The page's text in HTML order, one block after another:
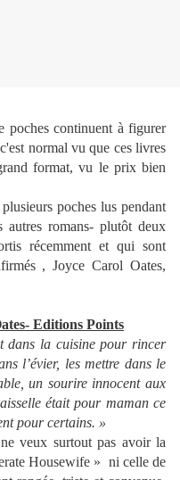
poches continuent à figurer
normal vu que ces livres
format, vu le prix bien
poches lus pendant
autres romans- plutôt deux
récemment et qui sont
, Joyce Carol Oates,
Editions Points
dans la cuisine pour rincer
l’évier, les mettre dans le
un sourire innocent aux
était pour maman ce
pour certains. »
veux surtout pas avoir la
Housewife » ni celle de